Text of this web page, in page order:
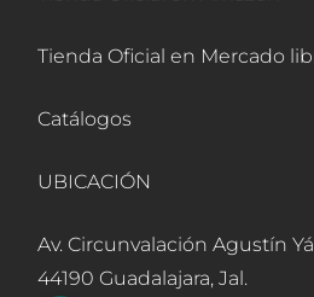
Tienda Oficial en Mercado
Catálogos
UBICACIÓN
Av. Circunvalación Agustín
44190 Guadalajara, Jal.